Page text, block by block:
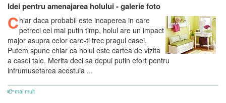
Idei pentru amenajarea holului - galerie foto
Chiar daca probabil este incaperea in care
petreci cel mai putin timp, holul are un impact
major asupra celor care-ti trec pragul casei.
Putem spune chiar ca holul este cartea de vizita
a casei tale. Merita deci sa depui putin efort pentru
infrumusetarea acestuia ...
mai mult